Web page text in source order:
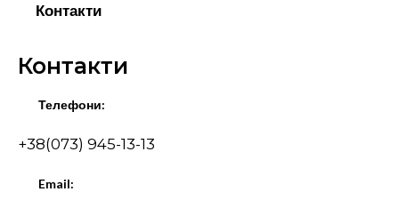
Контакти
Контакти
Телефони:
+38(073) 945-13-13
Email: